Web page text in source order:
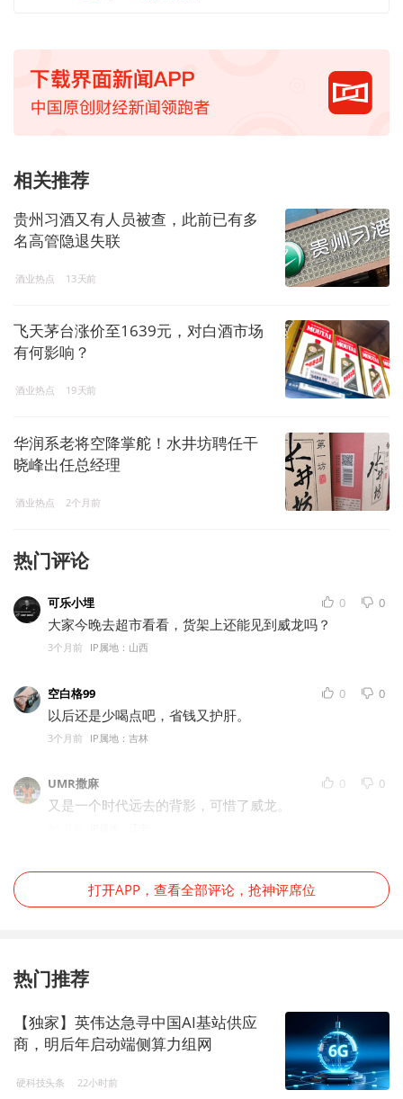
相关推荐
贵州习酒又有人员被查，此前已有多
名高管隐退失联
酒业热点 13天前
飞天茅台涨价至1639元，对白酒市场
有何影响？
酒业热点 19天前
华润系老将空降掌舵！水井坊聘任干
晓峰出任总经理
酒业热点 2个月前
热门评论
可乐小埋 0 0
大家今晚去超市看看，货架上还能见到威龙吗？
3个月前 IP属地：山西
空白格99 0 0
以后还是少喝点吧，省钱又护肝。
3个月前 IP属地：吉林
UMR撒麻 0 0
又是一个时代远去的背影，可惜了威龙。
打开APP，查看全部评论，抢神评席位
热门推荐
【独家】英伟达急寻中国AI基站供应
商，明后年启动端侧算力组网
硬科技头条 22小时前